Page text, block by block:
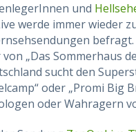
und
werde immer wieder
befragt.
„Das Sommerhaus
sucht den
oder „Promi Big
oder Wahragern